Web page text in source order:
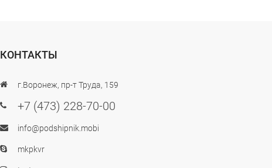
КОНТАКТЫ
г.Воронеж, пр-т Труда, 159
+7 (473) 228-70-00
info@podshipnik.mobi
mkpkvr